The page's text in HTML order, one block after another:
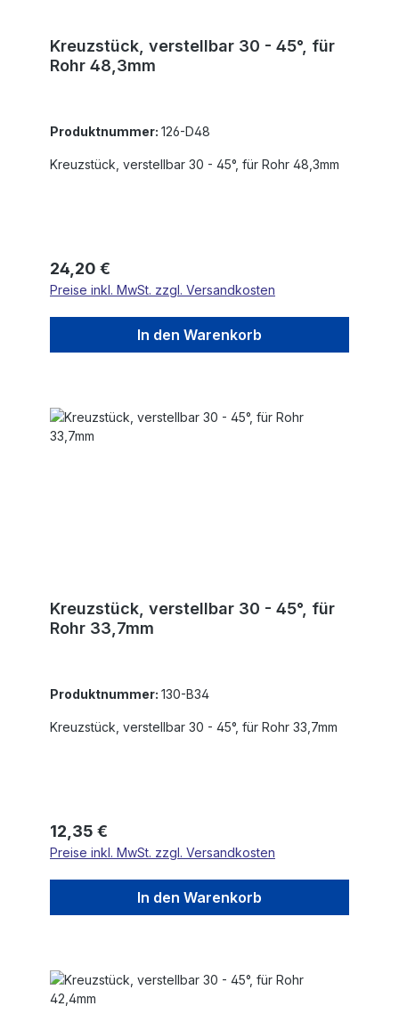
Kreuzstück, verstellbar 30 - 45°, für
Rohr 48,3mm
Produktnummer: 126-D48
Kreuzstück, verstellbar 30 - 45°, für Rohr 48,3mm
Regulärer Preis:
24,20 €
Preise inkl. MwSt. zzgl. Versandkosten
In den Warenkorb
Kreuzstück, verstellbar 30 - 45°, für
Rohr 33,7mm
Produktnummer: 130-B34
Kreuzstück, verstellbar 30 - 45°, für Rohr 33,7mm
Regulärer Preis:
12,35 €
Preise inkl. MwSt. zzgl. Versandkosten
In den Warenkorb